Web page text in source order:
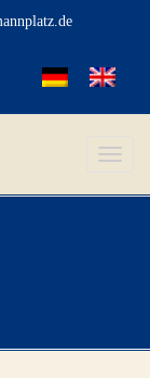
Toggle